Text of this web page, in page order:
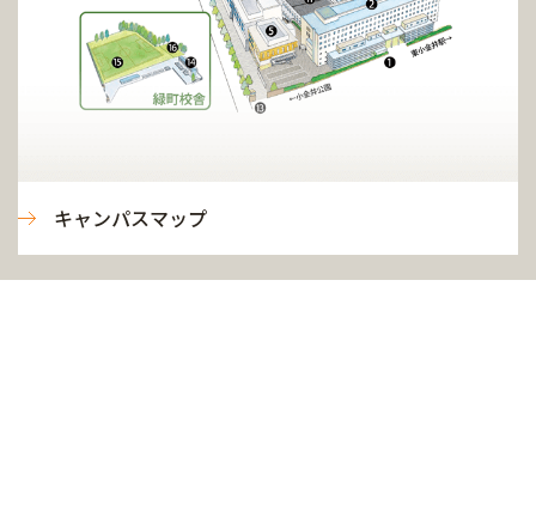
キャンパスマップ